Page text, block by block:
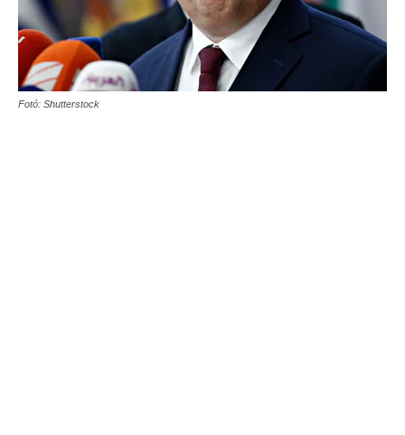
Fotó: Shutterstock